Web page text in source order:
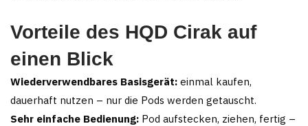
Vorteile des HQD Cirak auf
einen Blick
Wiederverwendbares Basisgerät: einmal kaufen,
dauerhaft nutzen – nur die Pods werden getauscht.
Sehr einfache Bedienung: Pod aufstecken, ziehen, fertig –